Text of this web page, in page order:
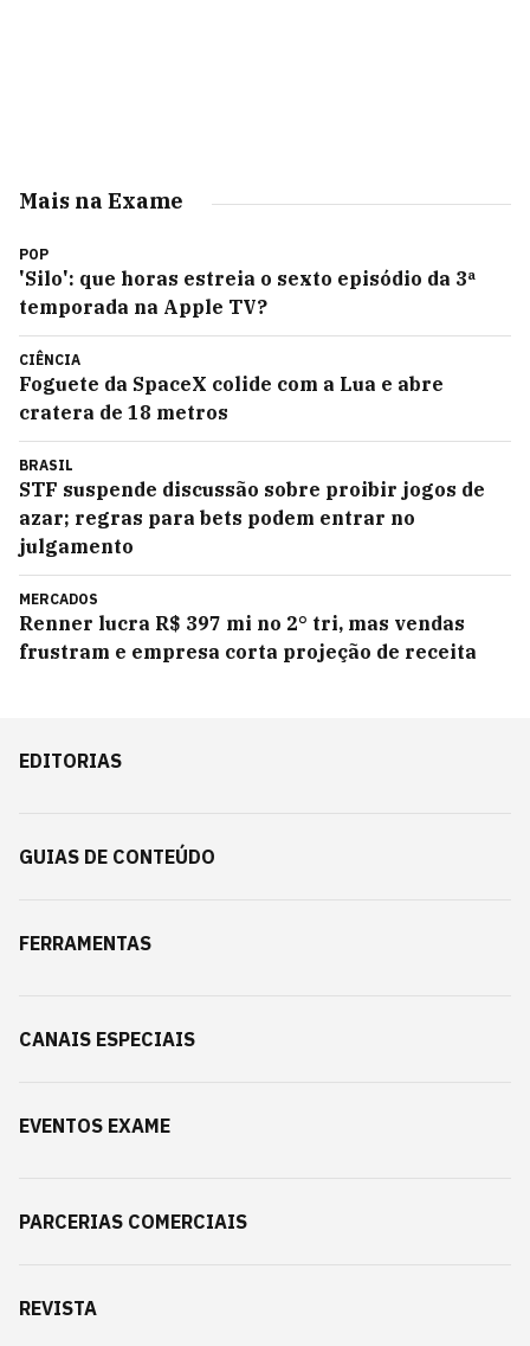
Mais na Exame
POP
'Silo': que horas estreia o sexto episódio da 3ª
temporada na Apple TV?
CIÊNCIA
Foguete da SpaceX colide com a Lua e abre
cratera de 18 metros
BRASIL
STF suspende discussão sobre proibir jogos de
azar; regras para bets podem entrar no
julgamento
MERCADOS
Renner lucra R$ 397 mi no 2° tri, mas vendas
frustram e empresa corta projeção de receita
EDITORIAS
GUIAS DE CONTEÚDO
FERRAMENTAS
CANAIS ESPECIAIS
EVENTOS EXAME
PARCERIAS COMERCIAIS
REVISTA